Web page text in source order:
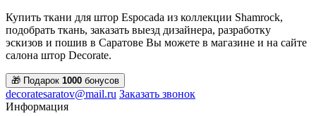
Купить ткани для штор Espocada из коллекции Shamrock,
подобрать ткань, заказать выезд дизайнера, разработку
эскизов и пошив в Саратове Вы можете в магазине и на сайте
салона штор Decorate.
🎁 Подарок 1000 бонусов
decoratesaratov@mail.ru Заказать звонок
Информация